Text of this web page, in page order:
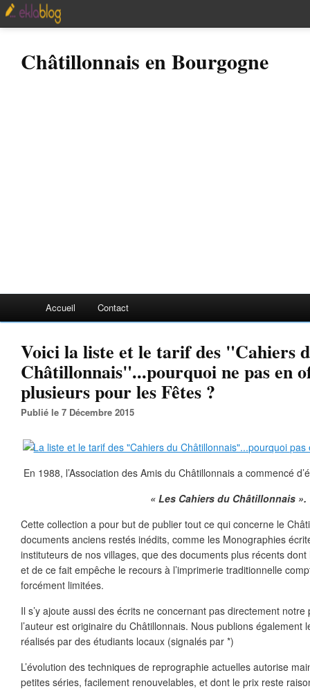
Châtillonnais en Bourgogne
Accueil Contact
Voici la liste et le tarif des "Cahiers
Châtillonnais"...pourquoi ne pas en
plusieurs pour les Fêtes ?
Publié le 7 Décembre 2015
En 1988, l’Association des Amis du Châtillonnais a commencé
« Les Cahiers du Châtillonnais ».
Cette collection a pour but de publier tout ce qui concerne le
documents anciens restés inédits, comme les Monographies
instituteurs de nos villages, que des documents plus récents dont
et de ce fait empêche le recours à l’imprimerie traditionnelle
forcément limitées.
Il s’y ajoute aussi des écrits ne concernant pas directement
l’auteur est originaire du Châtillonnais. Nous publions également
réalisés par des étudiants locaux (signalés par *)
L’évolution des techniques de reprographie actuelles autorise
petites séries, facilement renouvelables, et dont le prix reste